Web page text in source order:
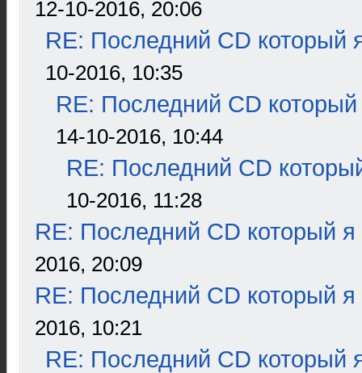
12-10-2016, 20:06
RE: Последний CD который
10-2016, 10:35
RE: Последний CD который
14-10-2016, 10:44
RE: Последний CD
10-2016, 11:28
RE: Последний CD который я
2016, 20:09
RE: Последний CD который я
2016, 10:21
RE: Последний CD который